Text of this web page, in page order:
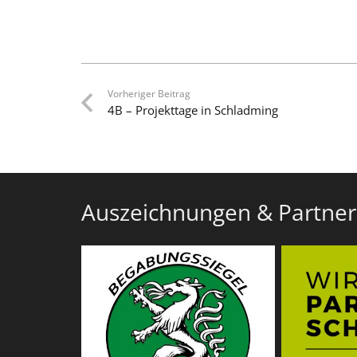
Vorheriger Beitrag
4B – Projekttage in Schladming
Auszeichnungen & Partner